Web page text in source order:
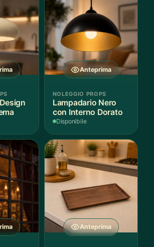
Anteprima
NOLEGGIO PROPS
Lampadario Nero
con Interno Dorato
Disponibile
Anteprima